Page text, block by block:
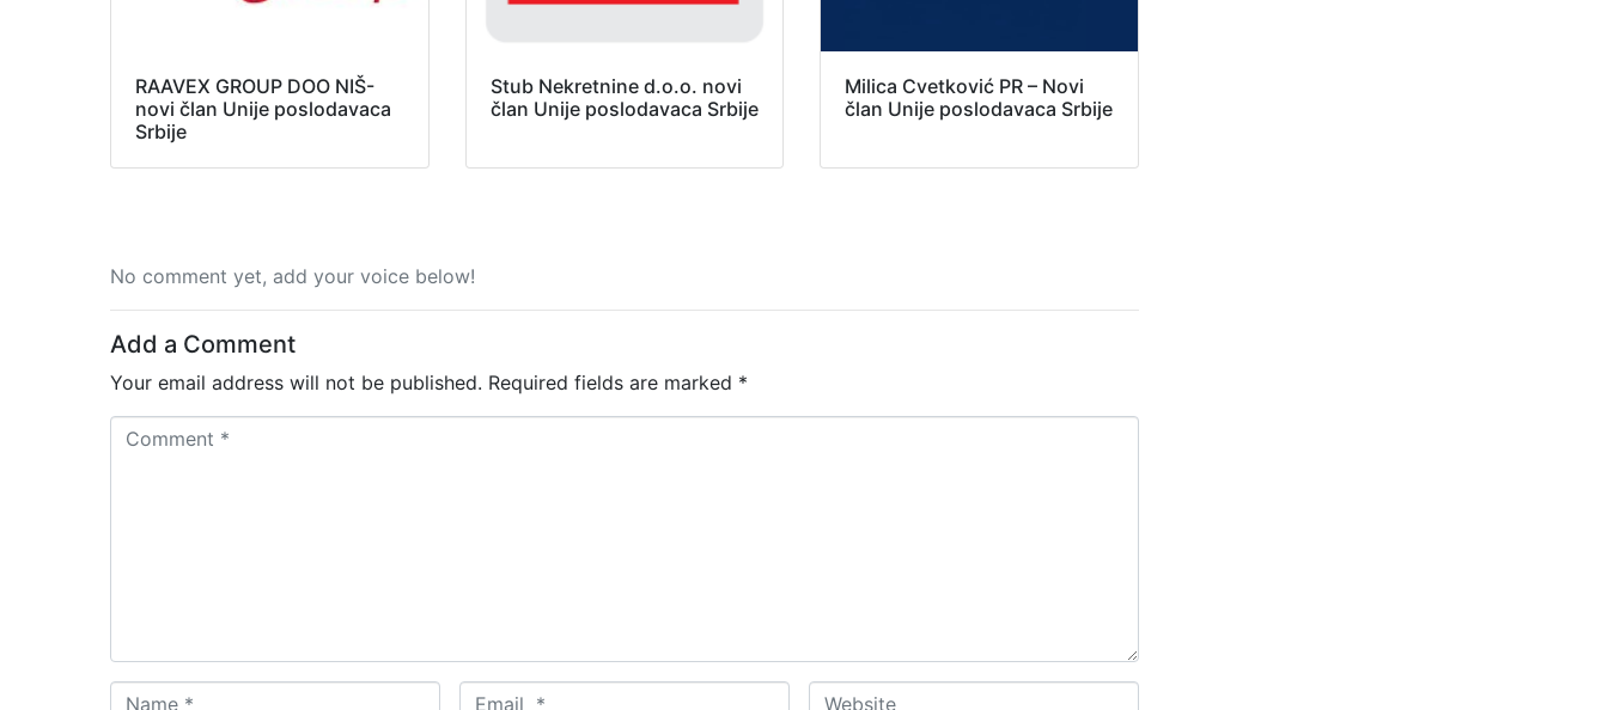
RAAVEX GROUP DOO NIŠ-
novi član Unije poslodavaca
Srbije
Stub Nekretnine d.o.o. novi
član Unije poslodavaca Srbije
Milica Cvetković PR – Novi
član Unije poslodavaca Srbije
No comment yet, add your voice below!
Add a Comment
Your email address will not be published. Required fields are marked *
W